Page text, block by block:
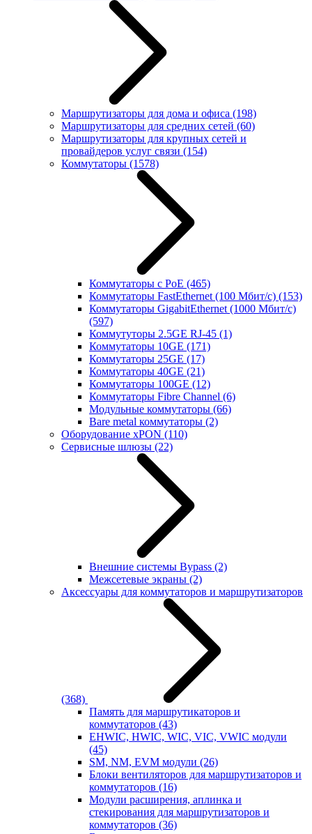
Маршрутизаторы для дома и офиса (198)
Маршрутизаторы для средних сетей (60)
Маршрутизаторы для крупных сетей и
провайдеров услуг связи (154)
Коммутаторы (1578)
Коммутаторы с PoE (465)
Коммутаторы FastEthernet (100 Мбит/с) (153)
Коммутаторы GigabitEthernet (1000 Мбит/с)
(597)
Коммутуторы 2.5GE RJ-45 (1)
Коммутаторы 10GE (171)
Коммутаторы 25GE (17)
Коммутаторы 40GE (21)
Коммутаторы 100GE (12)
Коммутаторы Fibre Channel (6)
Модульные коммутаторы (66)
Bare metal коммутаторы (2)
Оборудование xPON (110)
Сервисные шлюзы (22)
Внешние системы Bypass (2)
Межсетевые экраны (2)
Аксессуары для коммутаторов и маршрутизаторов
(368)
Память для маршрутикаторов и
коммутаторов (43)
EHWIC, HWIC, WIC, VIC, VWIC модули
(45)
SM, NM, EVM модули (26)
Блоки вентиляторов для маршрутизаторов и
коммутаторов (16)
Модули расширения, аплинка и
стекирования для маршрутизаторов и
коммутаторов (36)